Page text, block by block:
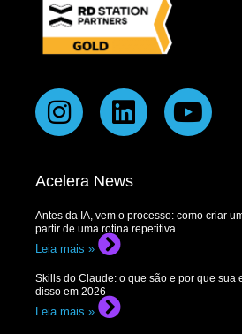
Acelera News
Antes da IA, vem o processo: como criar
partir de uma rotina repetitiva
Leia mais »
Skills do Claude: o que são e por que sua
disso em 2026
Leia mais »